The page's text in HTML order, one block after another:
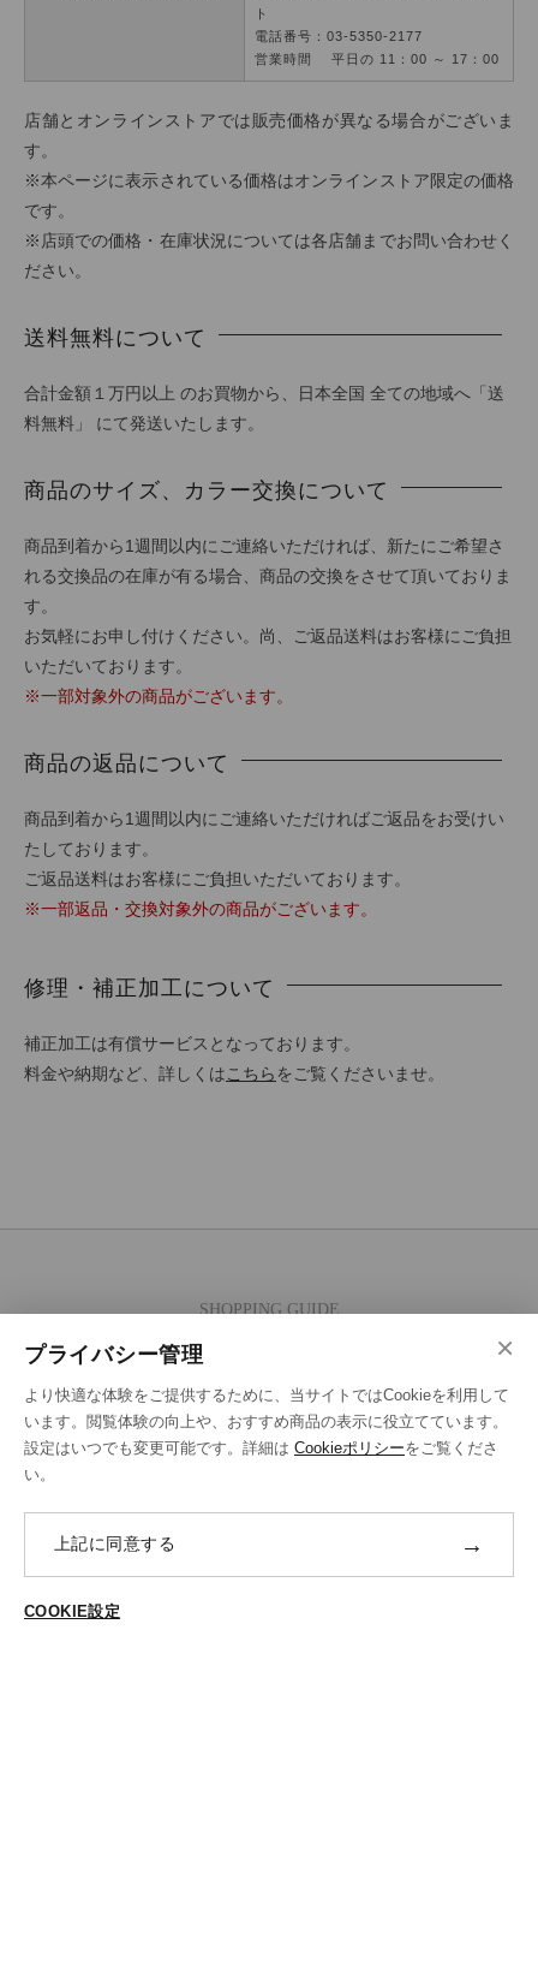
ト
電話番号：03-5350-2177
営業時間 平日の 11：00 ～ 17：00
店舗とオンラインストアでは販売価格が異なる場合がございま
す。
※本ページに表示されている価格はオンラインストア限定の価格
です。
※店頭での価格・在庫状況については各店舗までお問い合わせく
ださい。
送料無料について
合計金額１万円以上 のお買物から、日本全国 全ての地域へ「送
料無料」 にて発送いたします。
商品のサイズ、カラー交換について
商品到着から1週間以内にご連絡いただければ、新たにご希望さ
れる交換品の在庫が有る場合、商品の交換をさせて頂いておりま
す。
お気軽にお申し付けください。尚、ご返品送料はお客様にご負担
いただいております。
※一部対象外の商品がございます。
商品の返品について
商品到着から1週間以内にご連絡いただければご返品をお受けい
たしております。
ご返品送料はお客様にご負担いただいております。
※一部返品・交換対象外の商品がございます。
修理・補正加工について
補正加工は有償サービスとなっております。
料金や納期など、詳しくはこちら をご覧くださいませ。
SHOPPING GUIDE
送料・ラッピング·配送方法
×
プライバシー管理
より快適な体験をご提供するために、当サイトではCookieを利用して
います。閲覧体験の向上や、おすすめ商品の表示に役立てています。
設定はいつでも変更可能です。詳細は Cookieポリシーをご覧くださ
い。
上記に同意する →
COOKIE設定